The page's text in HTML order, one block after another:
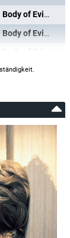
Body of Evidence
Body of Evidence